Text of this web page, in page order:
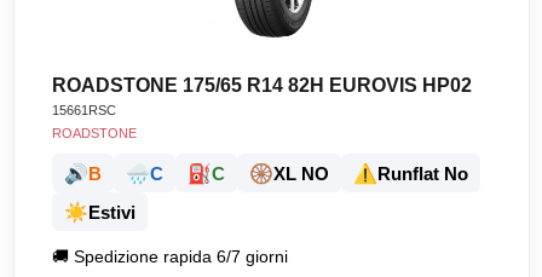
ROADSTONE 175/65 R14 82H EUROVIS HP02
15661RSC
ROADSTONE
🔊B 🌧️C ⛽C 🛞XL NO ⚠️Runflat No
☀️Estivi
🚚Spedizione rapida 6/7 giorni